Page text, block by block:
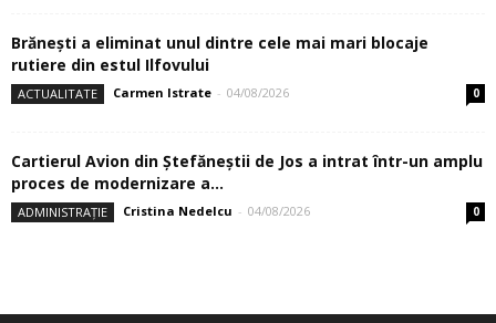
Brănești a eliminat unul dintre cele mai mari blocaje
rutiere din estul Ilfovului
ACTUALITATE Carmen Istrate - 04/08/2026 0
Cartierul Avion din Ştefăneştii de Jos a intrat într-un amplu
proces de modernizare a...
ADMINISTRAȚIE Cristina Nedelcu - 04/08/2026 0